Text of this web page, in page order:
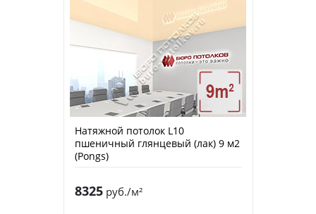
Натяжной потолок L10
пшеничный глянцевый (лак) 9 м2
(Pongs)
8325руб./м²